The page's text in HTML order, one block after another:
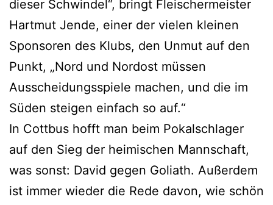
dieser Schwindel“, bringt Fleischermeister
Hartmut Jende, einer der vielen kleinen
Sponsoren des Klubs, den Unmut auf den
Punkt, „Nord und Nordost müssen
Ausscheidungsspiele machen, und die im
Süden steigen einfach so auf.“
In Cottbus hofft man beim Pokalschlager
auf den Sieg der heimischen Mannschaft,
was sonst: David gegen Goliath. Außerdem
ist immer wieder die Rede davon, wie schön